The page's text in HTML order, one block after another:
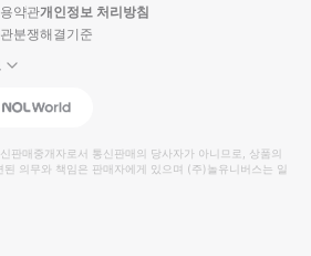
약관개인정보 처리방침
분쟁해결기준
Interpark Global
판매중개자로서 통신판매의 당사자가 아니므로, 상품의
의무와 책임은 판매자에게 있으며 (주)놀유니버스는 일